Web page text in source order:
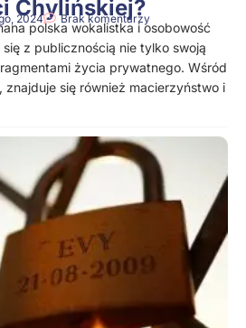
Chylińskiej?
2024 Brak komentarzy
polska wokalistka i osobowość
z publicznością nie tylko swoją
życia prywatnego. Wśród
się również macierzyństwo i